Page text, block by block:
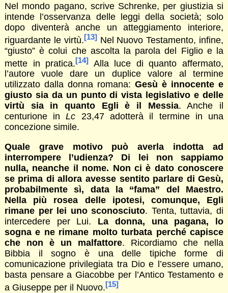
Nel mondo pagano, scrive Schrenke, per giustizia si
intende l’osservanza delle leggi della società; solo
dopo diventerà anche un atteggiamento interiore,
riguardante le virtù.[13]Nel Nuovo Testamento, infine,
“giusto” è colui che ascolta la parola del Figlio e la
mette in pratica.[14]
Alla luce di quanto affermato,
l’autore vuole dare un duplice valore al termine
utilizzato dalla donna romana:Gesù è innocente e
giusto sia da un punto di vista legislativo e delle
virtù sia in quanto Egli è il Messia. Anche il
centurione inLc 23,47 adotterà il termine in una
concezione simile.
Quale grave motivo può averla indotta ad
interrompere l’udienza? Di lei non sappiamo
nulla, neanche il nome. Non ci è dato conoscere
se prima di allora avesse sentito parlare di Gesù,
probabilmente sì, data la “fama” del Maestro.
Nella più rosea delle ipotesi, comunque, Egli
rimane per lei uno sconosciuto. Tenta, tuttavia, di
intercedere per Lui. La donna, una pagana, lo
sogna e ne rimane molto turbata perché capisce
che non è un malfattore. Ricordiamo che nella
Bibbia il sogno è una delle tipiche forme di
comunicazione privilegiata tra Dio e l’essere umano,
basta pensare a Giacobbe per l’Antico Testamento e
a Giuseppe per il Nuovo.[15]